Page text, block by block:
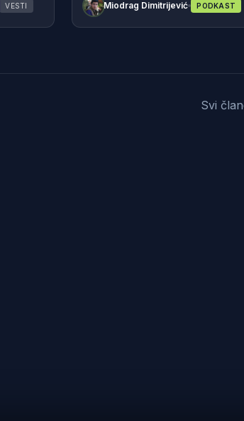
VESTI Miodrag Dimitrijević PODKAST
Svi